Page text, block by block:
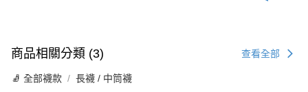
商品相關分類 (3) 查看全部
🧦 全部襪款 長襪 / 中筒襪